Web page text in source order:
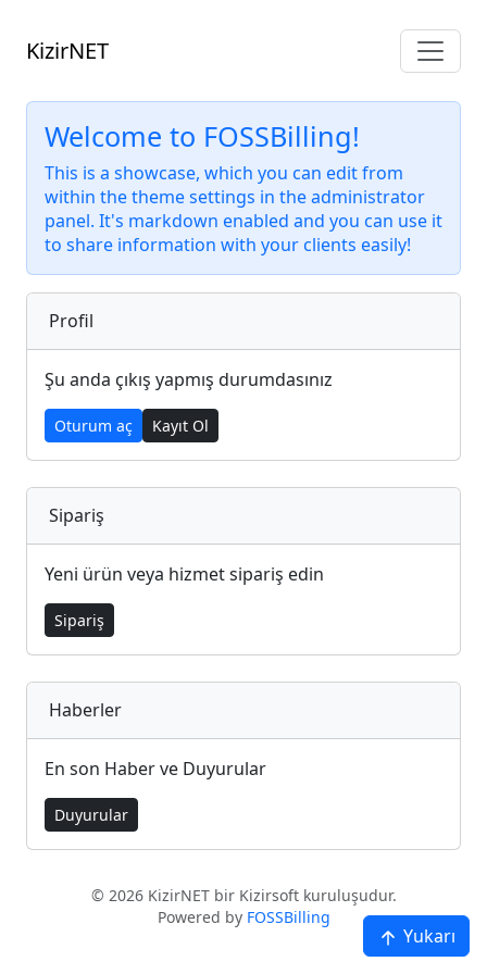
KizirNET
Welcome to FOSSBilling!
This is a showcase, which you can edit from
within the theme settings in the administrator
panel. It's markdown enabled and you can use it
to share information with your clients easily!
Profil
Şu anda çıkış yapmış durumdasınız
Oturum aç Kayıt Ol
Sipariş
Yeni ürün veya hizmet sipariş edin
Sipariş
Haberler
En son Haber ve Duyurular
Duyurular
© 2026 KizirNET bir Kizirsoft kuruluşudur.
Powered by FOSSBilling
Yukarı